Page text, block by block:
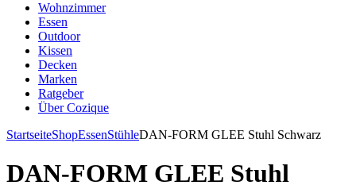
Wohnzimmer
Essen
Outdoor
Kissen
Decken
Marken
Ratgeber
Über Cozique
StartseiteShopEssenStühleDAN-FORM GLEE Stuhl Schwarz
DAN-FORM GLEE Stuhl